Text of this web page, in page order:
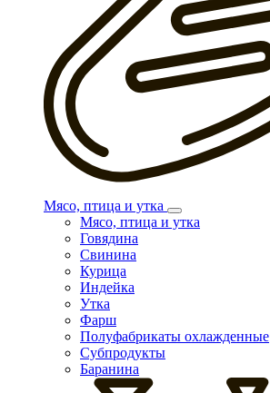
Мясо, птица и утка
Мясо, птица и утка
Говядина
Свинина
Курица
Индейка
Утка
Фарш
Полуфабрикаты охлажденные
Субпродукты
Баранина